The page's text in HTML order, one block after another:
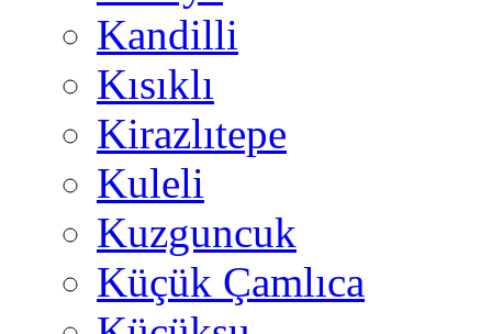
Kandilli
Kısıklı
Kirazlıtepe
Kuleli
Kuzguncuk
Küçük Çamlıca